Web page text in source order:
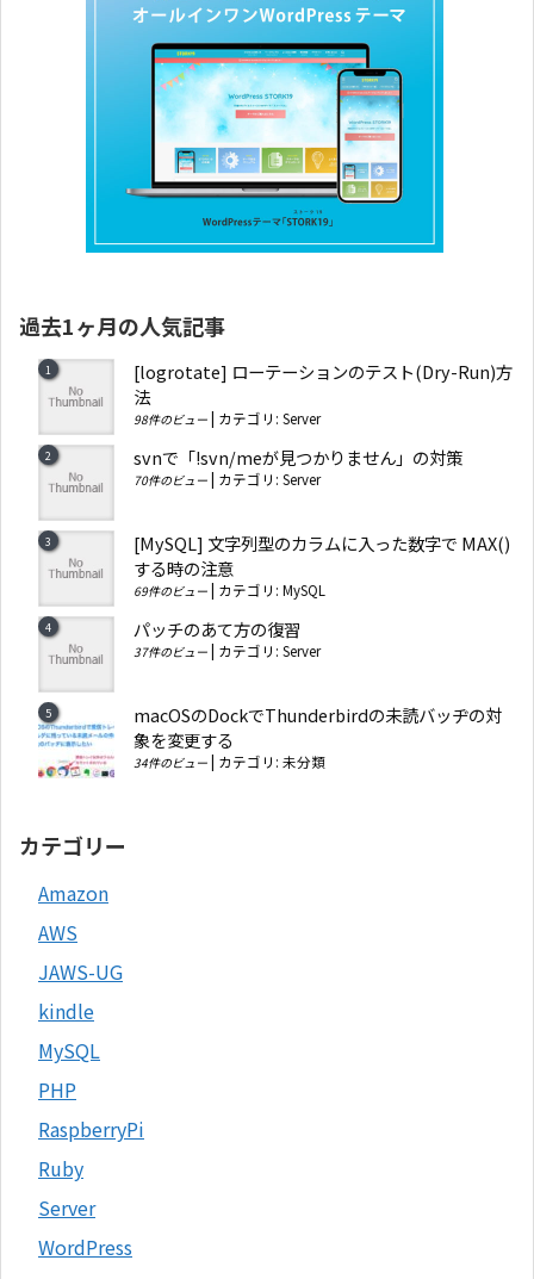
過去1ヶ月の人気記事
[logrotate] ローテーションのテスト(Dry-Run)方
法
98件のビュー カテゴリ: Server
svnで「!svn/meが見つかりません」の対策
70件のビュー カテゴリ: Server
[MySQL] 文字列型のカラムに入った数字で MAX()
する時の注意
69件のビュー カテゴリ: MySQL
パッチのあて方の復習
37件のビュー カテゴリ: Server
macOSのDockでThunderbirdの未読バッヂの対
象を変更する
34件のビュー カテゴリ: 未分類
カテゴリー
Amazon
AWS
JAWS-UG
kindle
MySQL
PHP
RaspberryPi
Ruby
Server
WordPress